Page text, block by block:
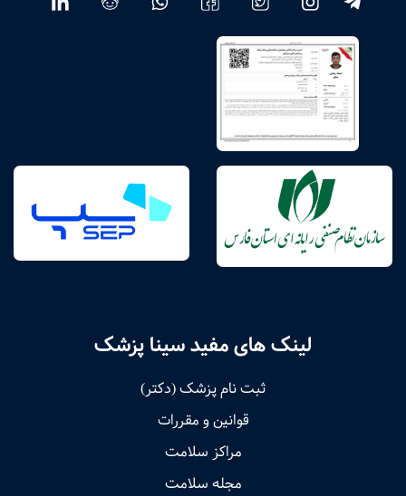
لینک های مفید سینا پزشک
ثبت نام پزشک (دکتر)
قوانین و مقررات
مراکز سلامت
مجله سلامت